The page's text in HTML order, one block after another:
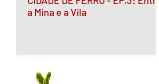
a Mina e a Vila